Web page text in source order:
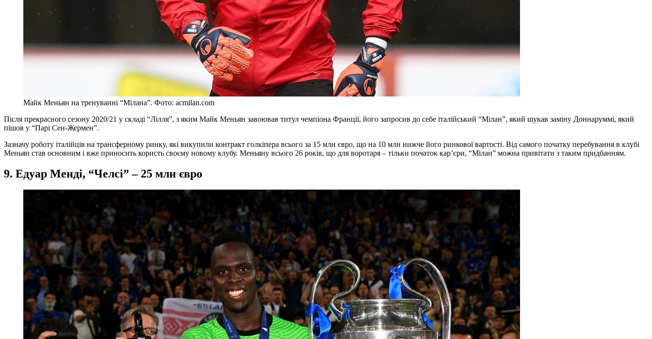
Майк Меньян на тренуванні “Мілана”. Фото: acmilan.com
Після прекрасного сезону 2020/21 у складі “Лілля”, з яким Майк Меньян завоював титул чемпіона Франції, його запросив до себе італійський “Мілан”, який шукав заміну Доннаруммі, який
пішов у “Парі Сен-Жермен”.
Зазначу роботу італійців на трансферному ринку, які викупили контракт голкіпера всього за 15 млн євро, що на 10 млн нижче його ринкової вартості. Від самого початку перебування в клубі
Меньян став основним і вже приносить користь своєму новому клубу. Меньяну всього 26 років, що для воротаря – тільки початок кар’єри, “Мілан” можна привітати з таким придбанням.
9. Едуар Менді, “Челсі” – 25 млн євро